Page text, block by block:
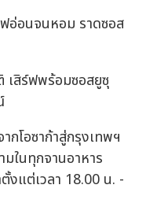
อ่อนจนหอม ราดซอส
เสิร์ฟพร้อมซอสยูซุ
โอซาก้าสู่กรุงเทพฯ
ในทุกจานอาหาร
งแต่เวลา 18.00 น. -